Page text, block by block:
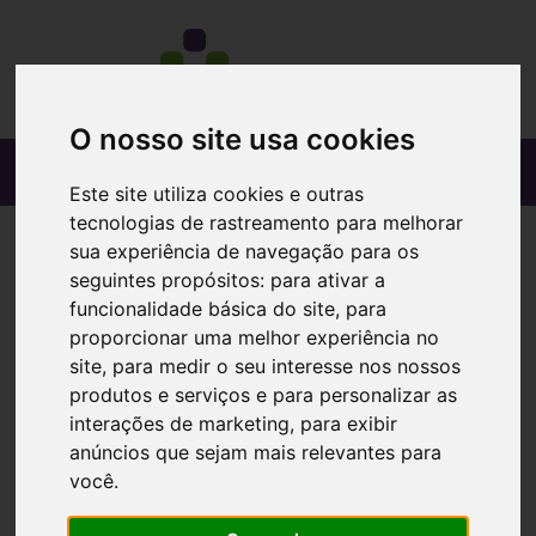
O nosso site usa cookies
Este site utiliza cookies e outras
tecnologias de rastreamento para melhorar
sua experiência de navegação para os
seguintes propósitos: para ativar a
funcionalidade básica do site, para
proporcionar uma melhor experiência no
site, para medir o seu interesse nos nossos
produtos e serviços e para personalizar as
interações de marketing, para exibir
anúncios que sejam mais relevantes para
você.